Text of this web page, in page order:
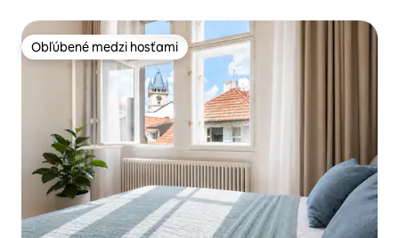
Obľúbené medzi hosťami
Obľúbené medzi hosťami